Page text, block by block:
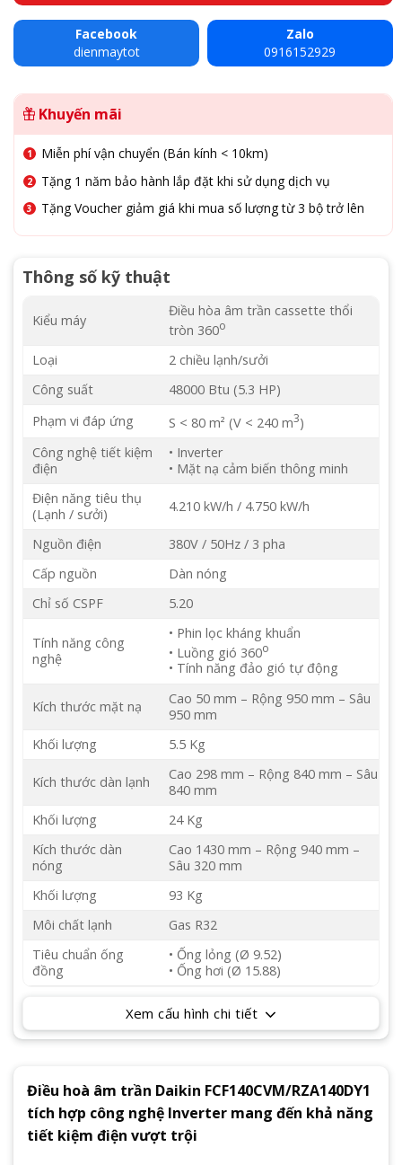
Facebook
dienmaytot
Zalo
0916152929
Khuyến mãi
Miễn phí vận chuyển (Bán kính < 10km)
Tặng 1 năm bảo hành lắp đặt khi sử dụng dịch vụ
Tặng Voucher giảm giá khi mua số lượng từ 3 bộ trở lên
Điều hoà âm trần Daikin FCF140CVM/RZA140DY1
tích hợp công nghệ Inverter mang đến khả năng
tiết kiệm điện vượt trội
Thông số kỹ thuật
Kiểu máy
Điều hòa âm trần cassette thổi
tròn 360o
Loại
2 chiều lạnh/sưởi
Công suất
48000 Btu (5.3 HP)
Phạm vi đáp ứng
S < 80 m² (V < 240 m3)
Công nghệ tiết kiệm
điện
• Inverter
• Mặt nạ cảm biến thông minh
Điện năng tiêu thụ
(Lạnh / sưởi)
4.210 kW/h / 4.750 kW/h
Nguồn điện
380V / 50Hz / 3 pha
Cấp nguồn
Dàn nóng
Chỉ số CSPF
5.20
Tính năng công
nghệ
• Phin lọc kháng khuẩn
• Luồng gió 360o
• Tính năng đảo gió tự động
Kích thước mặt nạ
Cao 50 mm – Rộng 950 mm – Sâu
950 mm
Khối lượng
5.5 Kg
Kích thước dàn lạnh
Cao 298 mm – Rộng 840 mm – Sâu
840 mm
Khối lượng
24 Kg
Kích thước dàn
nóng
Cao 1430 mm – Rộng 940 mm –
Sâu 320 mm
Khối lượng
93 Kg
Môi chất lạnh
Gas R32
Tiêu chuẩn ống
đồng
• Ống lỏng (Ø 9.52)
• Ống hơi (Ø 15.88)
Xem cấu hình chi tiết